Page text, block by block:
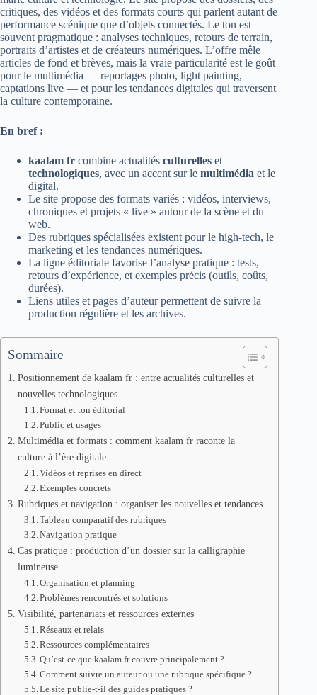
critiques, des vidéos et des formats courts qui parlent autant de
performance scénique que d’objets connectés. Le ton est
souvent pragmatique : analyses techniques, retours de terrain,
portraits d’artistes et de créateurs numériques. L’offre mêle
articles de fond et brèves, mais la vraie particularité est le goût
pour le multimédia — reportages photo, light painting,
captations live — et pour les tendances digitales qui traversent
la culture contemporaine.
En bref :
kaalam fr combine actualités culturelles et
technologiques, avec un accent sur le multimédia et le
digital.
Le site propose des formats variés : vidéos, interviews,
chroniques et projets « live » autour de la scène et du
web.
Des rubriques spécialisées existent pour le high-tech, le
marketing et les tendances numériques.
La ligne éditoriale favorise l’analyse pratique : tests,
retours d’expérience, et exemples précis (outils, coûts,
durées).
Liens utiles et pages d’auteur permettent de suivre la
production régulière et les archives.
Sommaire
Positionnement de kaalam fr : entre actualités culturelles et
nouvelles technologiques
Format et ton éditorial
Public et usages
Multimédia et formats : comment kaalam fr raconte la
culture à l’ère digitale
Vidéos et reprises en direct
Exemples concrets
Rubriques et navigation : organiser les nouvelles et tendances
Tableau comparatif des rubriques
Navigation pratique
Cas pratique : production d’un dossier sur la calligraphie
lumineuse
Organisation et planning
Problèmes rencontrés et solutions
Visibilité, partenariats et ressources externes
Réseaux et relais
Ressources complémentaires
Qu’est-ce que kaalam fr couvre principalement ?
Comment suivre un auteur ou une rubrique spécifique ?
Le site publie-t-il des guides pratiques ?